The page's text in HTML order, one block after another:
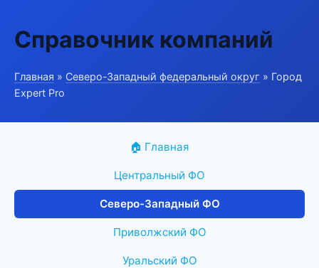
Справочник компаний
Главная » Северо-Западный федеральный округ » Город
Expert Pro
🏠 Главная
Центральный ФО
Северо-Западный ФО
Приволжский ФО
Уральский ФО